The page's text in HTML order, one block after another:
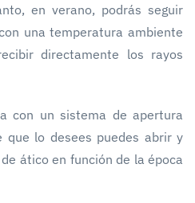
en verano, podrás seguir
una temperatura ambiente
directamente los rayos
con un sistema de apertura
que lo desees puedes abrir y
ático en función de la época